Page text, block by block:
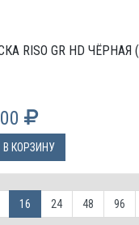
RISO GR HD ЧЁРНАЯ
В КОРЗИНУ
16 24 48 96